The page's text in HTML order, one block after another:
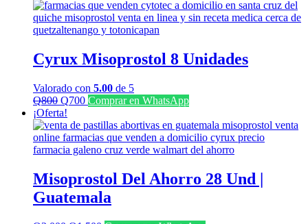
Cyrux Misoprostol 8 Unidades
Valorado con 5.00 de 5
Q800 El
precio
original
era:
Q800.
Q700El
actual
es:
Q700.
Comprar en WhatsApp
¡Oferta!
Misoprostol Del Ahorro 28 Und |
Guatemala